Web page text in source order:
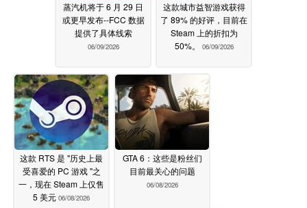
蒸汽机将于 6 月 29 日
或更早发布--FCC 数据
提供了具体线索
06/09/2026
这款城市益智游戏获得
了 89% 的好评，目前在
Steam 上的折扣为
50%。
06/09/2026
这款 RTS 是 "历史上最
受喜爱的 PC 游戏 "之
一，现在 Steam 上仅售
5 美元 06/08/2026
GTA 6：这些是粉丝们
目前最关心的问题
06/08/2026